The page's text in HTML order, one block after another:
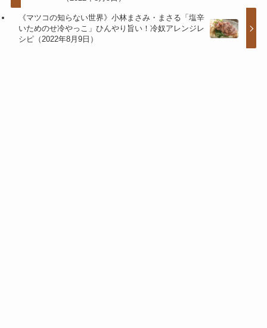
《マツコの知らない世界》小林まさみ・まさる「塩辛
いためのせ冷やっこ」ひんやり旨い！冷奴アレンジレ
シピ（2022年8月9日）